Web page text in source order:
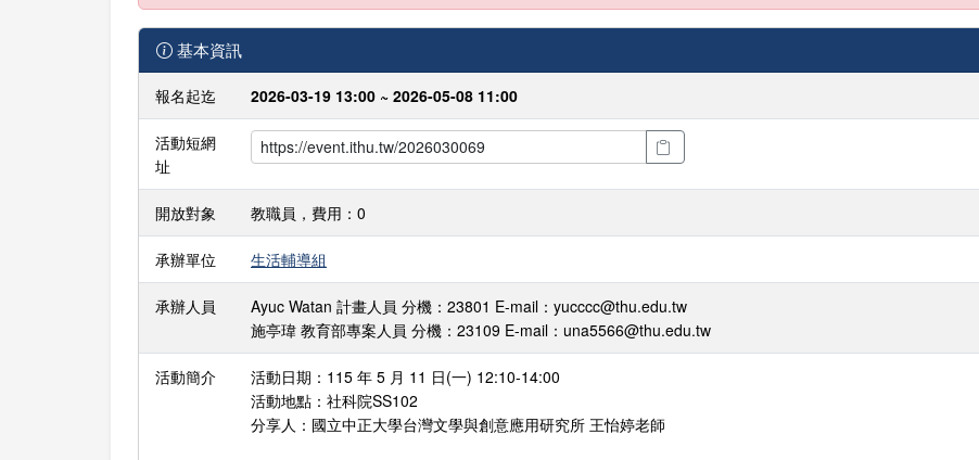
基本資訊
報名起迄 2026-03-19 13:00 ~ 2026-05-08 11:00
活動短網
址
開放對象 教職員，費用：0
承辦單位 生活輔導組
承辦人員
Ayuc Watan 計畫人員 分機：23801 E-mail：yucccc@thu.edu.tw
施亭瑋 教育部專案人員 分機：23109 E-mail：una5566@thu.edu.tw
活動簡介
活動日期：115 年 5 月 11 日(一) 12:10-14:00
活動地點：社科院SS102
分享人：國立中正大學台灣文學與創意應用研究所 王怡婷老師